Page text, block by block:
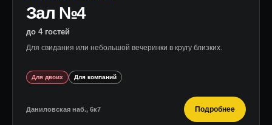
Зал №4
до 4 гостей
Для свидания или небольшой вечеринки в кругу близких.
Для двоих Для компаний
Даниловская наб., 6к7 Подробнее